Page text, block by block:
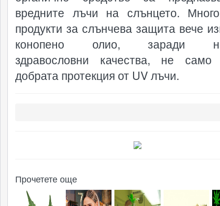
вредните лъчи на слънцето.
продукти за слънчева защита вече
конопено олио, заради
здравословни качества, не само
добрата протекция от UV лъчи.
Прочетете още